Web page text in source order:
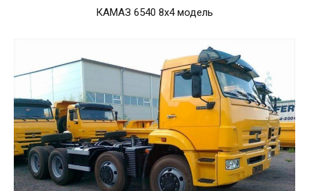
КАМАЗ 6540 8x4 модель